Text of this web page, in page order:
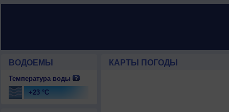
ВОДОЕМЫ
Температура воды
+23 °C
КАРТЫ ПОГОДЫ